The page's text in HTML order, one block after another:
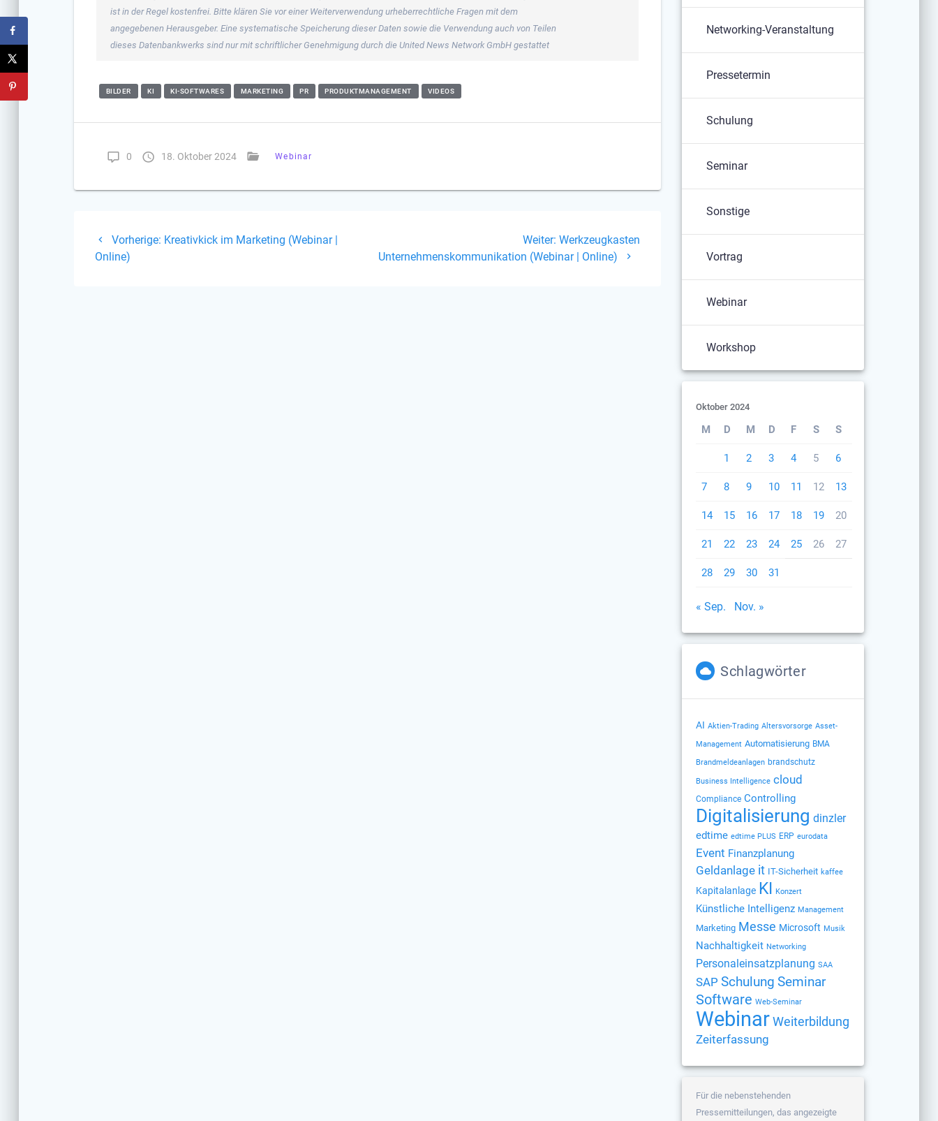
ist in der Regel kostenfrei. Bitte klären Sie vor einer Weiterverwendung urheberrechtliche Fragen mit dem
angegebenen Herausgeber. Eine systematische Speicherung dieser Daten sowie die Verwendung auch von Teilen
dieses Datenbankwerks sind nur mit schriftlicher Genehmigung durch die United News Network GmbH gestattet
BILDER KI KI-SOFTWARES MARKETING PR PRODUKTMANAGEMENT VIDEOS
0 18. Oktober 2024 Webinar
Beitragsnavigation
Vorherige: Vorheriger
Kreativkick im Marketing (Webinar |
Online)
Weiter: Nächster
Beitrag:
Werkzeugkasten
Unternehmenskommunikation (Webinar | Online)
Networking-Veranstaltung
Pressetermin
Schulung
Seminar
Sonstige
Vortrag
Webinar
Workshop
Oktober 2024
M D M D F S S
1 2 3 4 5 6
7 8 9 10 11 12 13
14 15 16 17 18 19 20
21 22 23 24 25 26 27
28 29 30 31
« Sep. Nov. »
Schlagwörter
AI Aktien-Trading Altersvorsorge Asset-
Management Automatisierung BMA
Brandmeldeanlagen brandschutz
Business Intelligence cloud
Compliance Controlling
Digitalisierung dinzler
edtime edtime PLUS ERP eurodata
Event Finanzplanung
Geldanlage it IT-Sicherheit kaffee
Kapitalanlage KI Konzert
Künstliche Intelligenz Management
Marketing Messe Microsoft Musik
Nachhaltigkeit Networking
Personaleinsatzplanung SAA
SAP Schulung Seminar
Software Web-Seminar
Webinar Weiterbildung
Zeiterfassung
Für die nebenstehenden
Pressemitteilungen, das angezeigte